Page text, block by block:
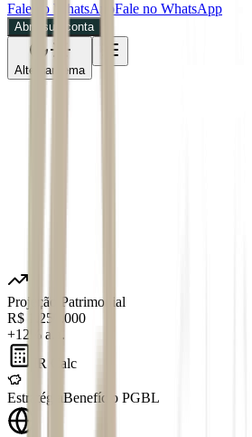
Fale no WhatsAppFale no WhatsApp
Abra sua conta
Alternar tema
Projeção Patrimonial
R$ 1.250.000
+12% a.a.
IR Calc
Estratégia Benefício PGBL